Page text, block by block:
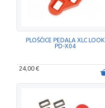
PLOŠČICE PEDALA XLC LOOK
PD-X04
24,00 €